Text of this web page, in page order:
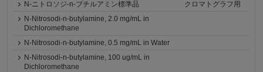
N-ニトロソジ-n-ブチルアミン標準品
クロマトグラフ用
N-Nitrosodi-n-butylamine, 2.0 mg/mL in
Dichloromethane
N-Nitrosodi-n-butylamine, 0.5 mg/mL in Water
N-Nitrosodi-n-butylamine, 100 ug/mL in
Dichloromethane